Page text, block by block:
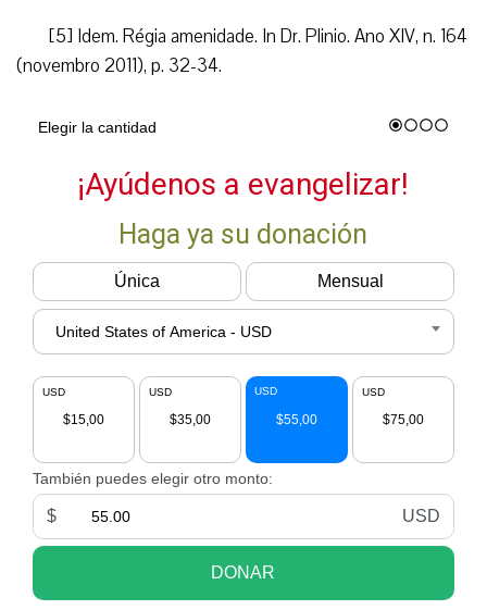
[5] Idem. Régia amenidade. In Dr. Plinio. Ano XIV, n. 164
(novembro 2011), p. 32-34.